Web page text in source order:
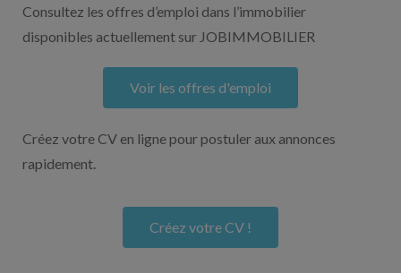
Consultez les offres d’emploi dans l’immobilier
disponibles actuellement sur JOBIMMOBILIER
Voir les offres d'emploi
Créez votre CV en ligne pour postuler aux annonces
rapidement.
Créez votre CV !